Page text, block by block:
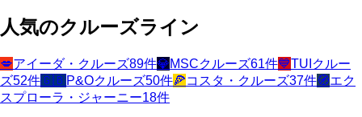
人気のクルーズライン
💋アイーダ・クルーズ89件💎MSCクルーズ61件💙TUIクルー
ズ52件🇬🇧P&Oクルーズ50件🍕コスタ・クルーズ37件🧭エク
スプローラ・ジャーニー18件